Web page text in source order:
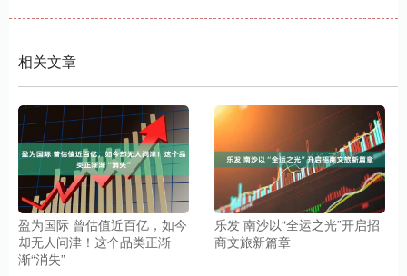
相关文章
盈为国际 曾估值近百亿，如今
却无人问津！这个品类正渐
渐“消失”
乐发 南沙以“全运之光”开启招
商文旅新篇章